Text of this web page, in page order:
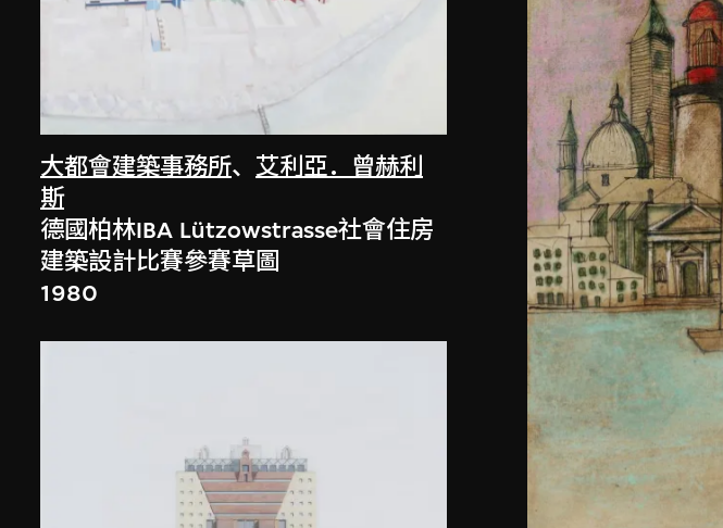
大都會建築事務所、艾利亞．曾赫利
斯
德國柏林IBA Lützowstrasse社會住房
建築設計比賽參賽草圖
1980